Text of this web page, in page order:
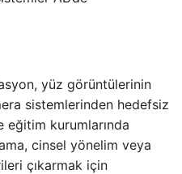
yüz görüntülerinin
sistemlerinden hedefsiz
eğitim kurumlarında
cinsel yönelim veya
çıkarmak için